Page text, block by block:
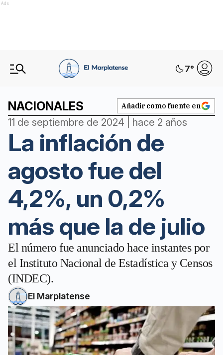
Ads
7°
NACIONALES Añadir como fuente en
11 de septiembre de 2024 | hace 2 años
La inflación de
agosto fue del
4,2%, un 0,2%
más que la de julio
El número fue anunciado hace instantes por
el Instituto Nacional de Estadística y Censos
(INDEC).
El Marplatense